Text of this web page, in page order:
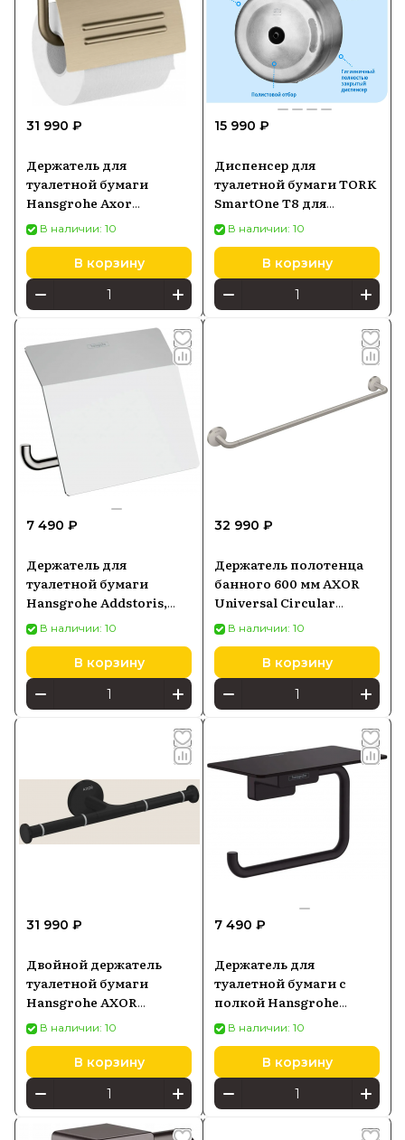
31 990 ₽
Держатель для
туалетной бумаги
Hansgrohe Axor
Montreux 42036820
В наличии: 10
В корзину
15 990 ₽
Диспенсер для
туалетной бумаги TORK
SmartOne T8 для
туалетной бумаги
472054, стальной
В наличии: 10
В корзину
7 490 ₽
Держатель для
туалетной бумаги
Hansgrohe Addstoris,
хром 41753000
В наличии: 10
В корзину
32 990 ₽
Держатель полотенца
банного 600 мм AXOR
Universal Circular
42860800
В наличии: 10
В корзину
31 990 ₽
Двойной держатель
туалетной бумаги
Hansgrohe AXOR
Universal Circular,
черный матовый
42857670
В наличии: 10
В корзину
7 490 ₽
Держатель для
туалетной бумаги с
полкой Hansgrohe
Addstoris, черный
матовый 41772670
В наличии: 10
В корзину